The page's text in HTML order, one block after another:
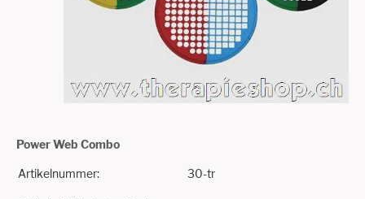
Power Web Combo
Artikelnummer: 30-tr